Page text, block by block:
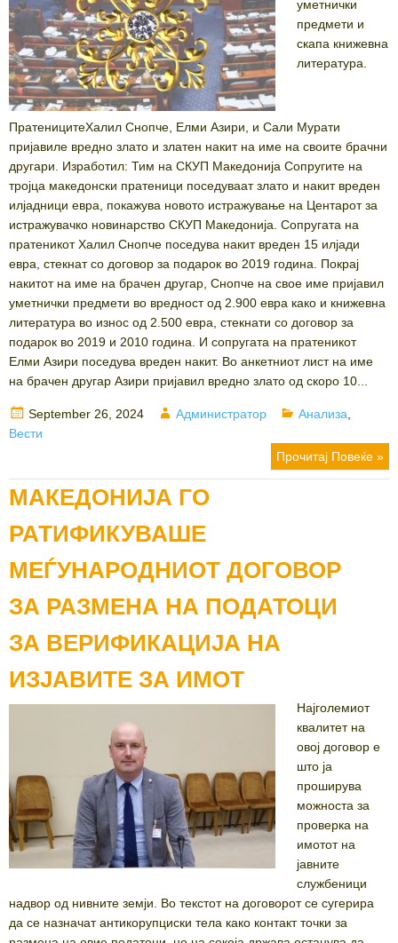
уметнички
предмети и
скапа книжевна
литература.
ПратеницитеХалил Снопче, Елми Азири, и Сали Мурати
пријавиле вредно злато и златен накит на име на своите брачни
другари. Изработил: Тим на СКУП Македонија Сопругите на
тројца македонски пратеници поседуваат злато и накит вреден
илјадници евра, покажува новото истражување на Центарот за
истражувачко новинарство СКУП Македонија. Сопругата на
пратеникот Халил Снопче поседува накит вреден 15 илјади
евра, стекнат со договор за подарок во 2019 година. Покрај
накитот на име на брачен другар, Снопче на свое име пријавил
уметнички предмети во вредност од 2.900 евра како и книжевна
литература во износ од 2.500 евра, стекнати со договор за
подарок во 2019 и 2010 година. И сопругата на пратеникот
Елми Азири поседува вреден накит. Во анкетниот лист на име
на брачен другар Азири пријавил вредно злато од скоро 10...
Posted
on
September 26, 2024 Author
Администратор Categories
Анализа
Вести
Прочитај Повеќе »
МАКЕДОНИЈА ГО
РАТИФИКУВАШЕ
МЕЃУНАРОДНИОТ ДОГОВОР
ЗА РАЗМЕНА НА ПОДАТОЦИ
ЗА ВЕРИФИКАЦИЈА НА
ИЗЈАВИТЕ ЗА ИМОТ
Најголемиот
квалитет на
овој договор е
што ја
проширува
можноста за
проверка на
имотот на
јавните
службеници
надвор од нивните земји. Во текстот на договорот се сугерира
да се назначат антикорупциски тела како контакт точки за